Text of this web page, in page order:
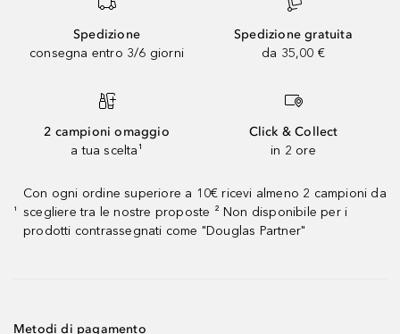
Spedizione
consegna entro 3/6 giorni
Spedizione gratuita
da 35,00 €
2 campioni omaggio
a tua scelta¹
Click & Collect
in 2 ore
¹
Con ogni ordine superiore a 10€ ricevi almeno 2 campioni da
scegliere tra le nostre proposte ² Non disponibile per i
prodotti contrassegnati come "Douglas Partner"
Metodi di pagamento